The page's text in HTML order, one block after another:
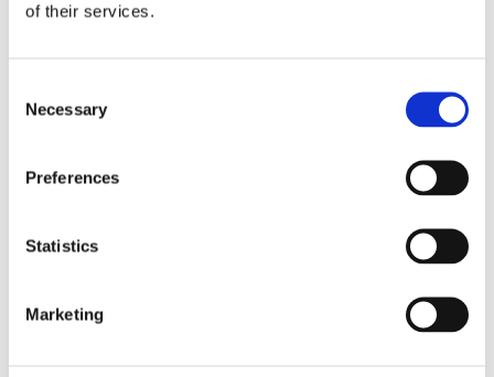
of their services.
Selection
Necessary
Preferences
Statistics
Marketing
PREFERRED ROOMMATE PROFILE
Preferred profile